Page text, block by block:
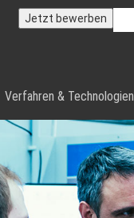
Jetzt bewerben
Verfahren & Technologien